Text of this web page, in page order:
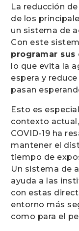
La reducción
de los
un sistema de
Con este
programar
lo que evita la
espera y
pasan
Esto es
contexto
COVID-19 ha
mantener el
tiempo de
Un sistema de
ayuda a las
con estas
entorno más
como para el